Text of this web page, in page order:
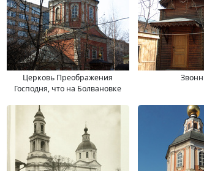
Церковь Преображения
Господня, что на Болвановке